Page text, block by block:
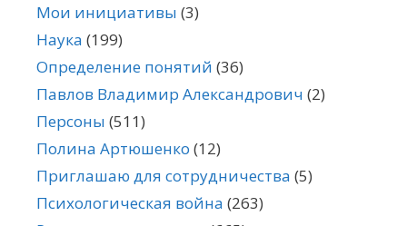
Мои инициативы (3)
Наука (199)
Определение понятий (36)
Павлов Владимир Александрович (2)
Персоны (511)
Полина Артюшенко (12)
Приглашаю для сотрудничества (5)
Психологическая война (263)